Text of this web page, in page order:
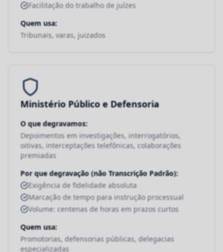
Facilitação do trabalho de juízes
Quem usa:
Tribunais, varas, juizados
Ministério Público e Defensoria
O que degravamos:
Depoimentos em investigações, interrogatórios,
oitivas, interceptações telefônicas, colaborações
premiadas
Por que degravação (não Transcrição Padrão):
Exigência de fidelidade absoluta
Marcação de tempo para instrução processual
Volume: centenas de horas em prazos curtos
Quem usa:
Promotorias, defensorias públicas, delegacias
especializadas